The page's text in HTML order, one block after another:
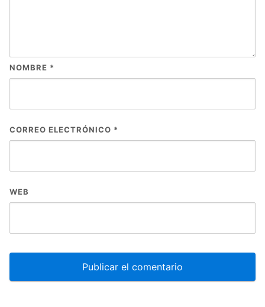
NOMBRE *
CORREO ELECTRÓNICO *
WEB